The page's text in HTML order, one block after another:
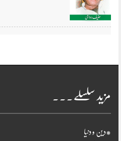
مزید سلسلے۔۔۔
*دین و دنیا